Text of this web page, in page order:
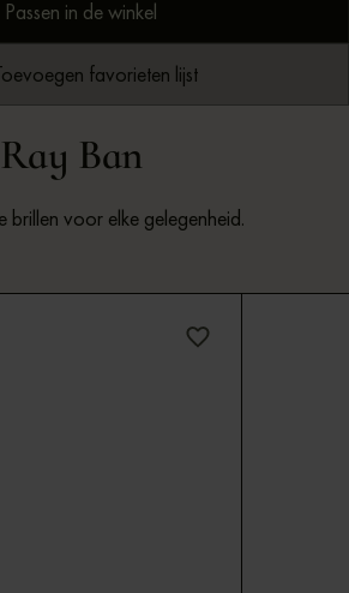
Passen in de winkel
favorieten lijst
Ban
brillen voor elke gelegenheid.